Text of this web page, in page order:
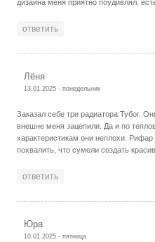
дизайна меня приятно поудивлял.
ответить
Лёня
13.01.2025 - понедельник
Заказал себе три радиатора Тубог.
внешне меня зацепили. Да и по
характеристикам они неплохи.
похвалить, что сумели создать
ответить
Юра
10.01.2025 - пятница